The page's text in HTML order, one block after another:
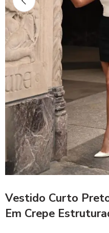
Vestido Curto
Em Crepe